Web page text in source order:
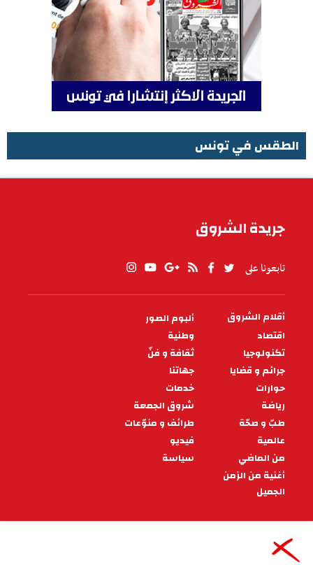
الطقس في تونس
جريدة الشروق
تابعونا على
PIED
DE
PAGE
أقلام الشروق
ألبوم الصور
اقتصاد
وطنية
تكنولوجيا
ثقافة و فنّ
جرائم و قضايا
جهاتنا
حوارات
خدمات
رياضة
شروق الجمعة
طبّ و صحّة
طرائف و منوّعات
عالمية
فيديو
من الماضي
سياسة
أغنية من الزمن
الجميل